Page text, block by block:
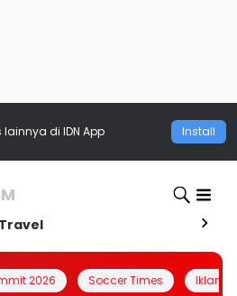
lainnya di IDN App Install
Travel
2026 Soccer Times Iklanin